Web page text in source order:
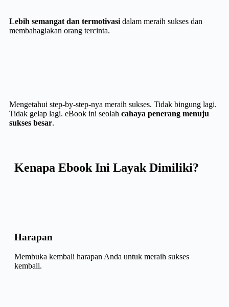
Lebih semangat dan termotivasi dalam meraih sukses dan
membahagiakan orang tercinta.
Mengetahui step-by-step-nya meraih sukses. Tidak bingung lagi.
Tidak gelap lagi. eBook ini seolah cahaya penerang menuju
sukses besar.
Kenapa Ebook Ini Layak Dimiliki?
Harapan
Membuka kembali harapan Anda untuk meraih sukses
kembali.